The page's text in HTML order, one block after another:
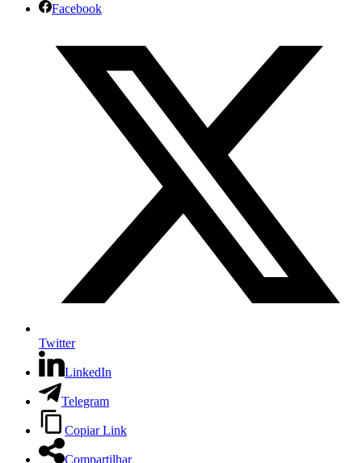
Facebook
Twitter
LinkedIn
Telegram
Copiar Link
Compartilhar